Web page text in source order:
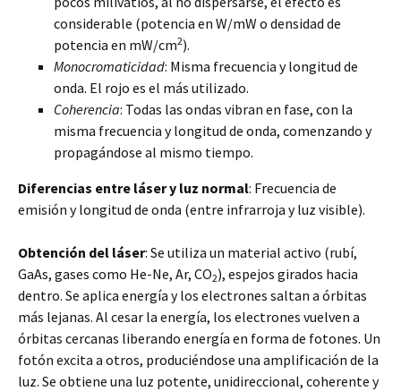
considerable (potencia en W/mW o densidad de
potencia en mW/cm2).
Monocromaticidad: Misma frecuencia y longitud de
onda. El rojo es el más utilizado.
Coherencia: Todas las ondas vibran en fase, con la
misma frecuencia y longitud de onda, comenzando y
propagándose al mismo tiempo.
Diferencias entre láser y luz normal: Frecuencia de
emisión y longitud de onda (entre infrarroja y luz visible).
Obtención del láser: Se utiliza un material activo (rubí,
GaAs, gases como He-Ne, Ar, CO2), espejos girados hacia
dentro. Se aplica energía y los electrones saltan a órbitas
más lejanas. Al cesar la energía, los electrones vuelven a
órbitas cercanas liberando energía en forma de fotones. Un
fotón excita a otros, produciéndose una amplificación de la
luz. Se obtiene una luz potente, unidireccional, coherente y